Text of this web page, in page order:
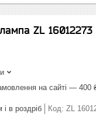
ZL
на сайті — 400
в роздріб Код: ZL